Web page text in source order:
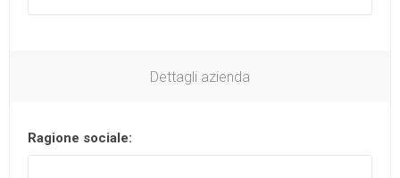
Dettagli azienda
Ragione sociale: